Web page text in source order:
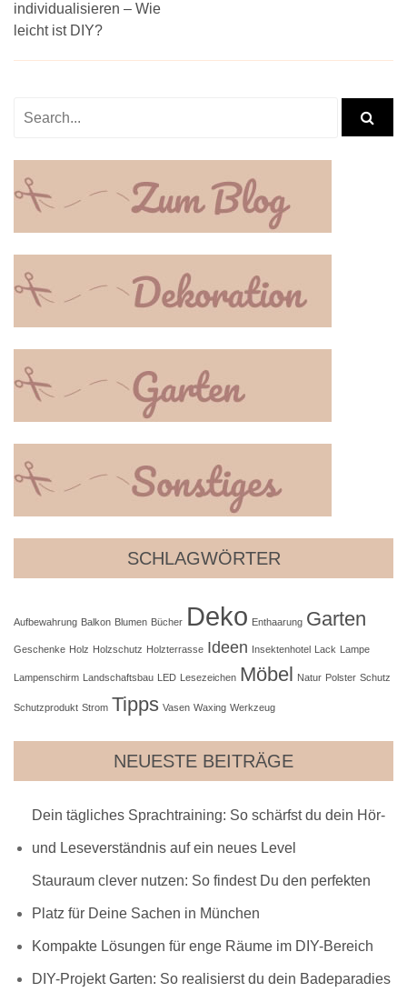
individualisieren – Wie
leicht ist DIY?
SCHLAGWÖRTER
Aufbewahrung Balkon Blumen Bücher Deko Enthaarung Garten
Geschenke Holz Holzschutz Holzterrasse Ideen Insektenhotel Lack Lampe
Lampenschirm Landschaftsbau LED Lesezeichen Möbel Natur Polster Schutz
Schutzprodukt Strom Tipps Vasen Waxing Werkzeug
NEUESTE BEITRÄGE
Dein tägliches Sprachtraining: So schärfst du dein Hör-
und Leseverständnis auf ein neues Level
Stauraum clever nutzen: So findest Du den perfekten
Platz für Deine Sachen in München
Kompakte Lösungen für enge Räume im DIY-Bereich
DIY-Projekt Garten: So realisierst du dein Badeparadies